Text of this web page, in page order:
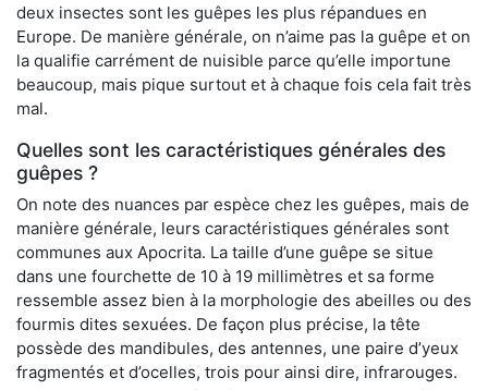
deux insectes sont les guêpes les plus répandues en
Europe. De manière générale, on n’aime pas la guêpe et on
la qualifie carrément de nuisible parce qu’elle importune
beaucoup, mais pique surtout et à chaque fois cela fait très
mal.
Quelles sont les caractéristiques générales des
guêpes ?
On note des nuances par espèce chez les guêpes, mais de
manière générale, leurs caractéristiques générales sont
communes aux Apocrita. La taille d’une guêpe se situe
dans une fourchette de 10 à 19 millimètres et sa forme
ressemble assez bien à la morphologie des abeilles ou des
fourmis dites sexuées. De façon plus précise, la tête
possède des mandibules, des antennes, une paire d’yeux
fragmentés et d’ocelles, trois pour ainsi dire, infrarouges.